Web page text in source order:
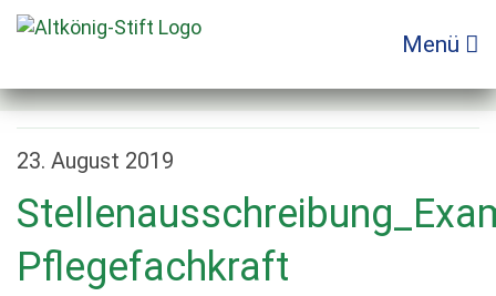
Zum
Inhalt
Menü
23. August 2019
Pflegefachkraft